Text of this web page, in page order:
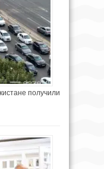
получили